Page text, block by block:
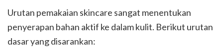
Urutan pemakaian skincare sangat menentukan
penyerapan bahan aktif ke dalam kulit. Berikut urutan
dasar yang disarankan: